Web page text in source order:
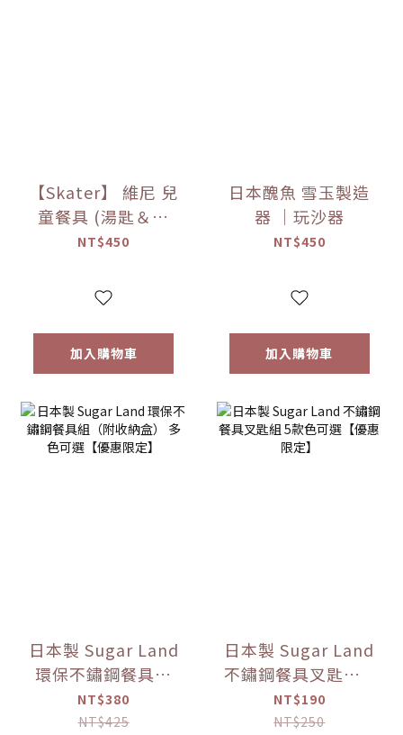
【Skater】 維尼 兒
童餐具 (湯匙＆叉
子)
NT$450
加入購物車
日本醜魚 雪玉製造
器 ｜玩沙器
NT$450
加入購物車
日本製 Sugar Land
環保不鏽鋼餐具組
（附收納盒） 多色
可選【優惠限定】
NT$380
NT$425
日本製 Sugar Land
不鏽鋼餐具叉匙組 5
款色可選【優惠限
定】
NT$190
NT$250